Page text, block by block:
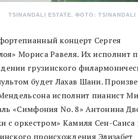
TSINANDALI ESTATE. ФОТО: TSINANDALI
концерт Сергея
Мориса Равеля. Их исполнит
грузинского
будет Лахав Шани.
исполнит пианист
«Симфония No. 8» Антонина
с оркестром» Камиля Сен-Санса
происхождения Элизабет